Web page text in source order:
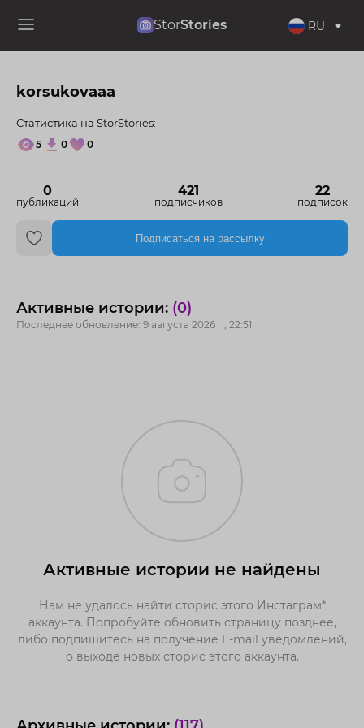
StorStories RU
korsukovaaa
0
публикаций
421
подписчиков
22
подписок
Статистика на StorStories:
5 0 0
Подписаться на рассылку
Активные истории: (0)
Последнее обновление: 9 августа 2026 г., 22:51
Активные истории не найдены
Нам не удалось найти сторис этого Инстаграм*
аккаунта. Попробуйте обновить страницу позднее,
либо подпишитесь на получение E-mail уведомлений,
о выходе новых сторис этого аккаунта.